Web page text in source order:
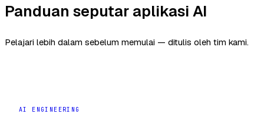
Panduan seputar aplikasi AI
Pelajari lebih dalam sebelum memulai — ditulis oleh tim kami.
AI ENGINEERING